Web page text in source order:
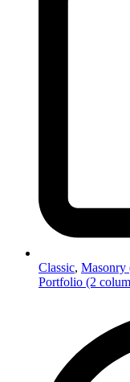
Classic, Masonry
Portfolio (2